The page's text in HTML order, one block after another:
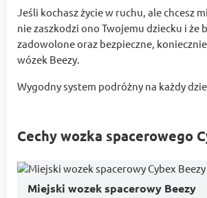
Jeśli kochasz życie w ruchu, ale chcesz
nie zaszkodzi ono Twojemu dziecku i że
zadowolone oraz bezpieczne,
wózek Beezy.
Wygodny system podróżny na każdy
Cechy wozka spacerowego
Miejski wozek spacerowy Beezy